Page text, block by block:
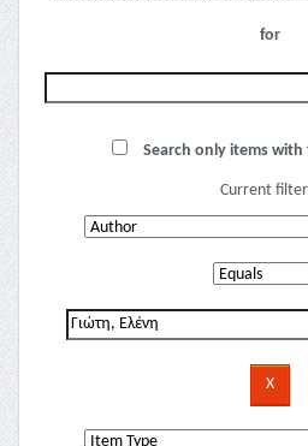
for
Search only items
Current